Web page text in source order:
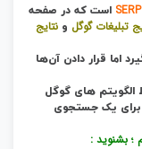
SERP است که در صفحه
تبلیغات گوگل و نتایج
اما قرار دادن آن‌ها
الگویتم های گوگل
یک جستجوی